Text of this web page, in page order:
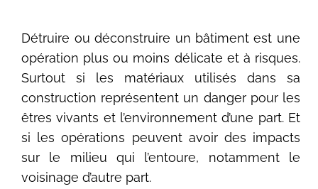
Détruire ou déconstruire un bâtiment est une
opération plus ou moins délicate et à risques.
Surtout si les matériaux utilisés dans sa
construction représentent un danger pour les
êtres vivants et l’environnement d’une part. Et
si les opérations peuvent avoir des impacts
sur le milieu qui l’entoure, notamment le
voisinage d’autre part.